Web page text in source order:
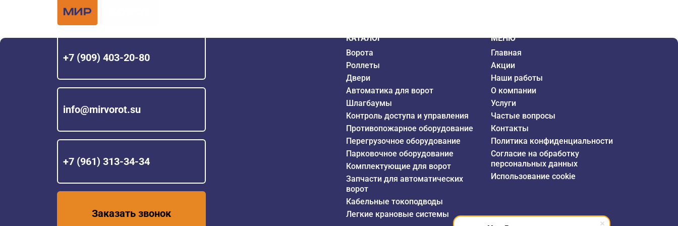
+7 (909) 403-20-80
info@mirvorot.su
+7 (961) 313-34-34
Заказать звонок
КАТАЛОГ
Ворота
Роллеты
Двери
Автоматика для ворот
Шлагбаумы
Контроль доступа и управления
Противопожарное оборудование
Перегрузочное оборудование
Парковочное оборудование
Комплектующие для ворот
Запчасти для автоматических
ворот
Кабельные токоподводы
Легкие крановые системы
МЕНЮ
Главная
Акции
Наши работы
О компании
Услуги
Частые вопросы
Контакты
Политика конфиденциальности
Согласие на обработку
персональных данных
Использование cookie